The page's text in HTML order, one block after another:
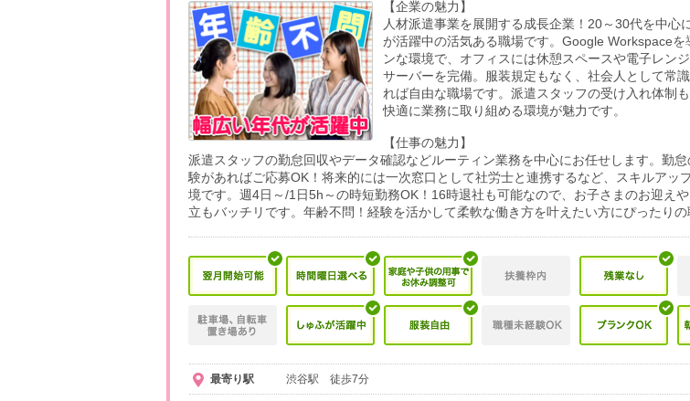
【企業の魅力】
人材派遣事業を展開する成長企業！20～30代を中心
が活躍中の活気ある職場です。Google Workspaceを
ンな環境で、オフィスには休憩スペースや電子レン
サーバーを完備。服装規定もなく、社会人として常
れば自由な職場です。派遣スタッフの受け入れ体制も
快適に業務に取り組める環境が魅力です。
【仕事の魅力】
派遣スタッフの勤怠回収やデータ確認などルーティン業務を中心にお任せします。勤
験があればご応募OK！将来的には一次窓口として社労士と連携するなど、スキルアッ
境です。週4日～/1日5h～の時短勤務OK！16時退社も可能なので、お子さまのお迎え
立もバッチリです。年齢不問！経験を活かして柔軟な働き方を叶えたい方にぴったりの
最寄り駅 渋谷駅 徒歩7分